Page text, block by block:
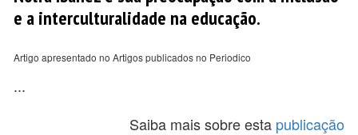
e a interculturalidade na educação.
Artigo apresentado no Artigos publicados no Periodico
...
Saiba mais sobre esta publicação